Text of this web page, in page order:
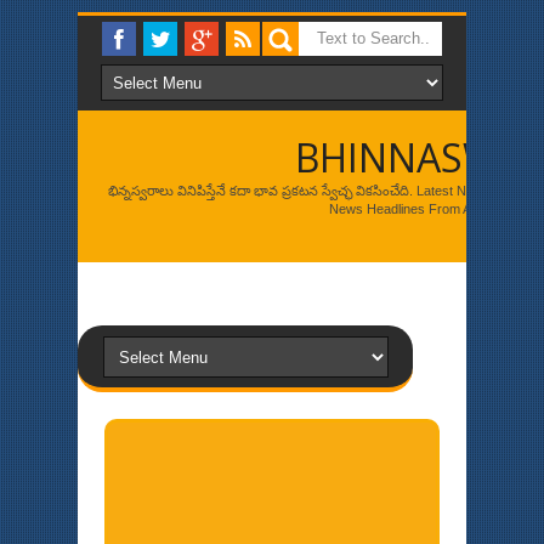
భిన్నస్వరాలు వినిపిస్తేనే కదా భావ ప్రకటన స్వేచ్ఛ వికసించేది. Latest News, Breaking
News Headlines From Around The